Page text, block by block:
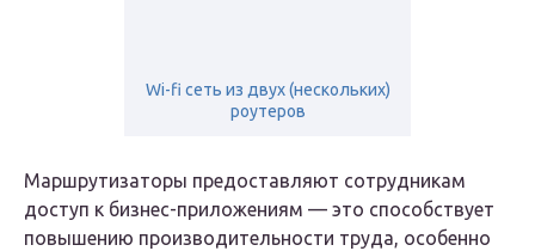
Wi-fi сеть из двух (нескольких)
роутеров
Маршрутизаторы предоставляют сотрудникам
доступ к бизнес-приложениям — это способствует
повышению производительности труда, особенно